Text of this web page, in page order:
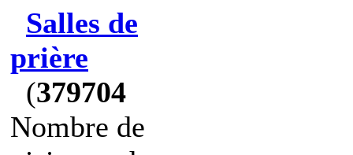
Salles de
prière
(379704
Nombre de